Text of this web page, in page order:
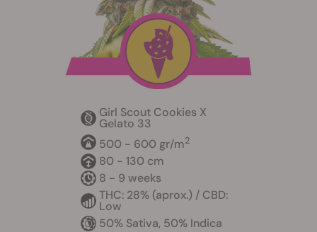
Girl Scout Cookies X
Gelato 33
500 - 600 gr/m2
80 - 130 cm
8 - 9 weeks
THC: 28% (aprox.) / CBD:
Low
50% Sativa, 50% Indica